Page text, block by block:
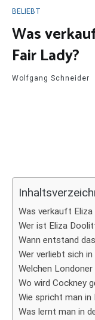
BELIEBT
Was
Fair Lady?
Wolfgang Schneider
Was verkauft
Wer ist Eliza
Wann entstand
Wer verliebt sich
Welchen
Wo wird Cockney
Wie spricht man in
Was lernt man in